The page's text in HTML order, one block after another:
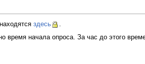
здесь
.
время начала опроса. За час до этого